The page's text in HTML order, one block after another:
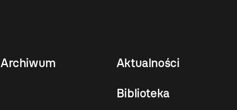
Archiwum Aktualności
Biblioteka